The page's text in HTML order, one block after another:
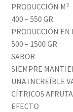
PRODUCCIÓN M²
400 – 550 GR
PRODUCCIÓN
500 – 1500 GR
SABOR
SIEMPRE
UNA INCREÍBLE
CÍTRICOS
EFECTO